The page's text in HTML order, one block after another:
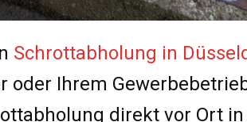
Schrottabholung in
Ihrem
direkt vor Ort